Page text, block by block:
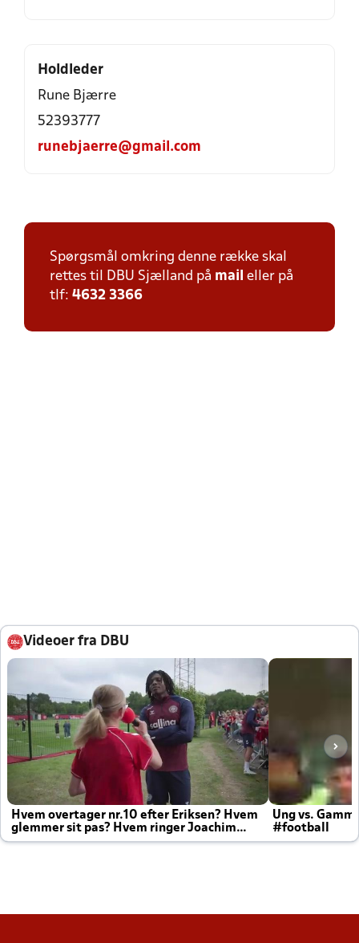
Holdleder
Rune Bjærre
52393777
runebjaerre@gmail.com
Spørgsmål omkring denne række skal
rettes til DBU Sjælland på mail eller på
tlf: 4632 3366
Videoer fra DBU
Hvem overtager nr.10 efter Eriksen? Hvem
glemmer sit pas? Hvem ringer Joachim
altid til efter kampe?
Ung vs.
#football